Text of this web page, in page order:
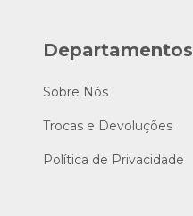
Departamentos
Sobre Nós
Trocas e Devoluções
Política de Privacidade